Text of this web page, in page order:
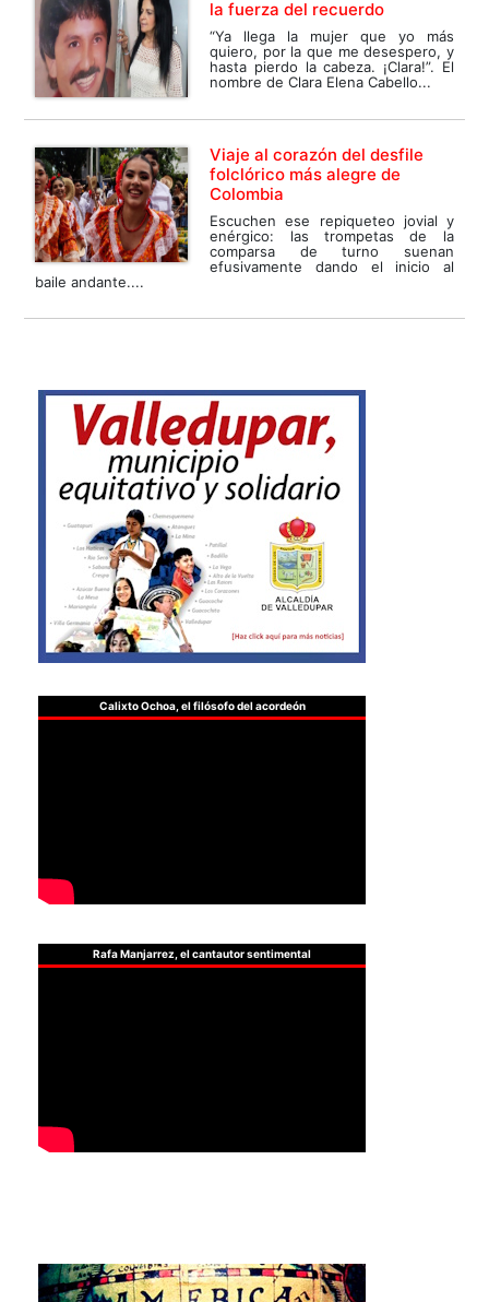
la fuerza del recuerdo
“Ya llega la mujer que yo más
quiero, por la que me desespero, y
hasta pierdo la cabeza. ¡Clara!”. El
nombre de Clara Elena Cabello...
Viaje al corazón del desfile
folclórico más alegre de
Colombia
Escuchen ese repiqueteo jovial y
enérgico: las trompetas de la
comparsa de turno suenan
efusivamente dando el inicio al
baile andante....
Calixto Ochoa, el filósofo del acordeón
Rafa Manjarrez, el cantautor sentimental